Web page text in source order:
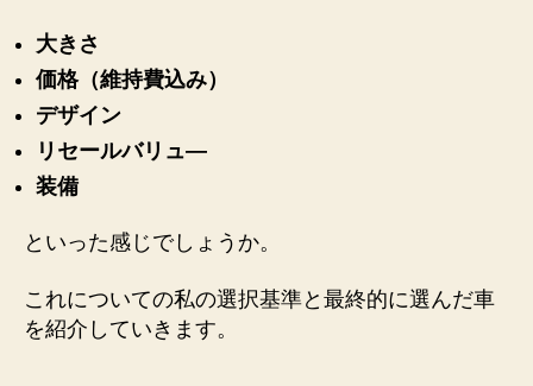
大きさ
価格（維持費込み）
デザイン
リセールバリュ―
装備
といった感じでしょうか。
これについての私の選択基準と最終的に選んだ車
を紹介していきます。